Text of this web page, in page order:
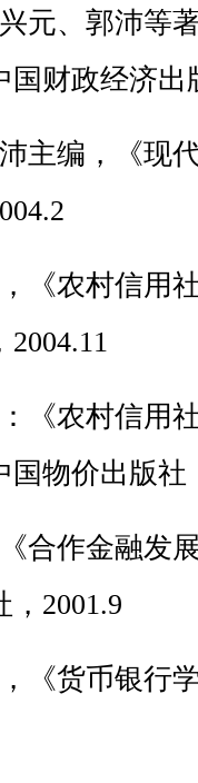
元、郭沛等
财政经济出
主编，《现
《农村信用
《农村信用
物价出版社
合作金融发
2001.9
《货币银行